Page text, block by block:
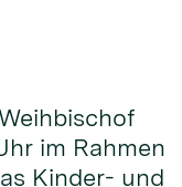
im Rahmen
Kinder- und